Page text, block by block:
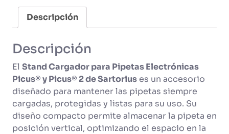
Descripción
Descripción
El Stand Cargador para Pipetas Electrónicas
Picus® y Picus® 2 de Sartorius es un accesorio
diseñado para mantener las pipetas siempre
cargadas, protegidas y listas para su uso. Su
diseño compacto permite almacenar la pipeta en
posición vertical, optimizando el espacio en la